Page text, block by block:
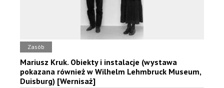
Zasób
Mariusz Kruk. Obiekty i instalacje (wystawa
pokazana również w Wilhelm Lehmbruck Museum,
Duisburg) [Wernisaż]